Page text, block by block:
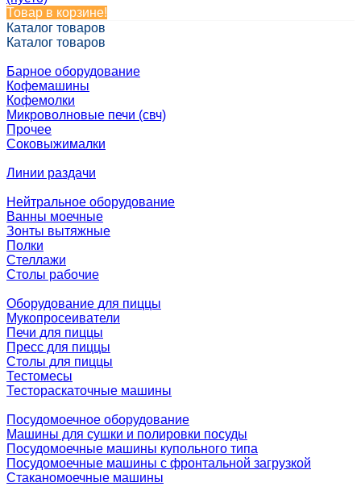
Товар в корзине!
Каталог товаров
Каталог товаров
Барное оборудование
Кофемашины
Кофемолки
Микроволновые печи (свч)
Прочее
Соковыжималки
Линии раздачи
Нейтральное оборудование
Ванны моечные
Зонты вытяжные
Полки
Стеллажи
Столы рабочие
Оборудование для пиццы
Мукопросеиватели
Печи для пиццы
Пресс для пиццы
Столы для пиццы
Тестомесы
Тестораскаточные машины
Посудомоечное оборудование
Машины для сушки и полировки посуды
Посудомоечные машины купольного типа
Посудомоечные машины с фронтальной загрузкой
Стаканомоечные машины